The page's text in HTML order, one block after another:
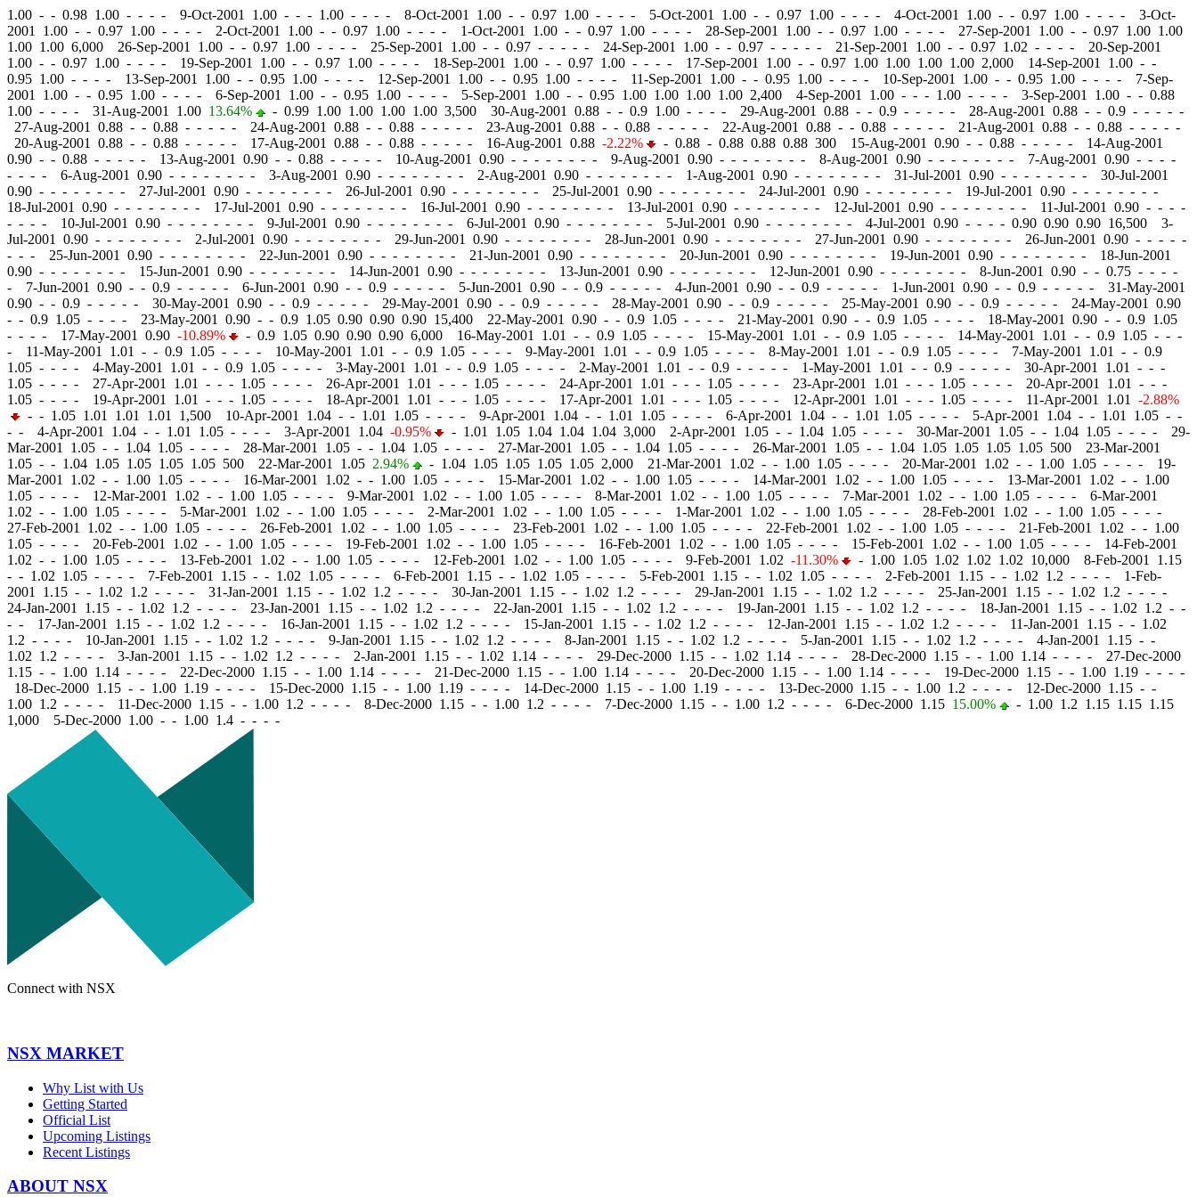
1.00 - - 0.98 1.00 - - - - 9-Oct-2001 1.00 - - - 1.00 - - - - 8-Oct-2001 1.00 - - 0.97 1.00 - - - - 5-Oct-2001 1.00 - - 0.97 1.00 - - - - 4-Oct-2001 1.00 - - 0.97 1.00 - - - - 3-Oct-
2001 1.00 - - 0.97 1.00 - - - - 2-Oct-2001 1.00 - - 0.97 1.00 - - - - 1-Oct-2001 1.00 - - 0.97 1.00 - - - - 28-Sep-2001 1.00 - - 0.97 1.00 - - - - 27-Sep-2001 1.00 - - 0.97 1.00 1.00
1.00 1.00 6,000 26-Sep-2001 1.00 - - 0.97 1.00 - - - - 25-Sep-2001 1.00 - - 0.97 - - - - - 24-Sep-2001 1.00 - - 0.97 - - - - - 21-Sep-2001 1.00 - - 0.97 1.02 - - - - 20-Sep-2001
1.00 - - 0.97 1.00 - - - - 19-Sep-2001 1.00 - - 0.97 1.00 - - - - 18-Sep-2001 1.00 - - 0.97 1.00 - - - - 17-Sep-2001 1.00 - - 0.97 1.00 1.00 1.00 1.00 2,000 14-Sep-2001 1.00 - -
0.95 1.00 - - - - 13-Sep-2001 1.00 - - 0.95 1.00 - - - - 12-Sep-2001 1.00 - - 0.95 1.00 - - - - 11-Sep-2001 1.00 - - 0.95 1.00 - - - - 10-Sep-2001 1.00 - - 0.95 1.00 - - - - 7-Sep-
2001 1.00 - - 0.95 1.00 - - - - 6-Sep-2001 1.00 - - 0.95 1.00 - - - - 5-Sep-2001 1.00 - - 0.95 1.00 1.00 1.00 1.00 2,400 4-Sep-2001 1.00 - - - 1.00 - - - - 3-Sep-2001 1.00 - - 0.88
1.00 - - - - 31-Aug-2001 1.00 13.64% - 0.99 1.00 1.00 1.00 1.00 3,500 30-Aug-2001 0.88 - - 0.9 1.00 - - - - 29-Aug-2001 0.88 - - 0.9 - - - - - 28-Aug-2001 0.88 - - 0.9 - - - - -
27-Aug-2001 0.88 - - 0.88 - - - - - 24-Aug-2001 0.88 - - 0.88 - - - - - 23-Aug-2001 0.88 - - 0.88 - - - - - 22-Aug-2001 0.88 - - 0.88 - - - - - 21-Aug-2001 0.88 - - 0.88 - - - - -
20-Aug-2001 0.88 - - 0.88 - - - - - 17-Aug-2001 0.88 - - 0.88 - - - - - 16-Aug-2001 0.88 -2.22% - 0.88 - 0.88 0.88 0.88 300 15-Aug-2001 0.90 - - 0.88 - - - - - 14-Aug-2001
0.90 - - 0.88 - - - - - 13-Aug-2001 0.90 - - 0.88 - - - - - 10-Aug-2001 0.90 - - - - - - - - 9-Aug-2001 0.90 - - - - - - - - 8-Aug-2001 0.90 - - - - - - - - 7-Aug-2001 0.90 - - - -
- - - - 6-Aug-2001 0.90 - - - - - - - - 3-Aug-2001 0.90 - - - - - - - - 2-Aug-2001 0.90 - - - - - - - - 1-Aug-2001 0.90 - - - - - - - - 31-Jul-2001 0.90 - - - - - - - - 30-Jul-2001
0.90 - - - - - - - - 27-Jul-2001 0.90 - - - - - - - - 26-Jul-2001 0.90 - - - - - - - - 25-Jul-2001 0.90 - - - - - - - - 24-Jul-2001 0.90 - - - - - - - - 19-Jul-2001 0.90 - - - - - - - -
18-Jul-2001 0.90 - - - - - - - - 17-Jul-2001 0.90 - - - - - - - - 16-Jul-2001 0.90 - - - - - - - - 13-Jul-2001 0.90 - - - - - - - - 12-Jul-2001 0.90 - - - - - - - - 11-Jul-2001 0.90 - - - -
- - - - 10-Jul-2001 0.90 - - - - - - - - 9-Jul-2001 0.90 - - - - - - - - 6-Jul-2001 0.90 - - - - - - - - 5-Jul-2001 0.90 - - - - - - - - 4-Jul-2001 0.90 - - - - 0.90 0.90 0.90 16,500 3-
Jul-2001 0.90 - - - - - - - - 2-Jul-2001 0.90 - - - - - - - - 29-Jun-2001 0.90 - - - - - - - - 28-Jun-2001 0.90 - - - - - - - - 27-Jun-2001 0.90 - - - - - - - - 26-Jun-2001 0.90 - - - - -
- - - 25-Jun-2001 0.90 - - - - - - - - 22-Jun-2001 0.90 - - - - - - - - 21-Jun-2001 0.90 - - - - - - - - 20-Jun-2001 0.90 - - - - - - - - 19-Jun-2001 0.90 - - - - - - - - 18-Jun-2001
0.90 - - - - - - - - 15-Jun-2001 0.90 - - - - - - - - 14-Jun-2001 0.90 - - - - - - - - 13-Jun-2001 0.90 - - - - - - - - 12-Jun-2001 0.90 - - - - - - - - 8-Jun-2001 0.90 - - 0.75 - - - -
- 7-Jun-2001 0.90 - - 0.9 - - - - - 6-Jun-2001 0.90 - - 0.9 - - - - - 5-Jun-2001 0.90 - - 0.9 - - - - - 4-Jun-2001 0.90 - - 0.9 - - - - - 1-Jun-2001 0.90 - - 0.9 - - - - - 31-May-2001
0.90 - - 0.9 - - - - - 30-May-2001 0.90 - - 0.9 - - - - - 29-May-2001 0.90 - - 0.9 - - - - - 28-May-2001 0.90 - - 0.9 - - - - - 25-May-2001 0.90 - - 0.9 - - - - - 24-May-2001 0.90
- - 0.9 1.05 - - - - 23-May-2001 0.90 - - 0.9 1.05 0.90 0.90 0.90 15,400 22-May-2001 0.90 - - 0.9 1.05 - - - - 21-May-2001 0.90 - - 0.9 1.05 - - - - 18-May-2001 0.90 - - 0.9 1.05
- - - - 17-May-2001 0.90 -10.89% - 0.9 1.05 0.90 0.90 0.90 6,000 16-May-2001 1.01 - - 0.9 1.05 - - - - 15-May-2001 1.01 - - 0.9 1.05 - - - - 14-May-2001 1.01 - - 0.9 1.05 - - -
- 11-May-2001 1.01 - - 0.9 1.05 - - - - 10-May-2001 1.01 - - 0.9 1.05 - - - - 9-May-2001 1.01 - - 0.9 1.05 - - - - 8-May-2001 1.01 - - 0.9 1.05 - - - - 7-May-2001 1.01 - - 0.9
1.05 - - - - 4-May-2001 1.01 - - 0.9 1.05 - - - - 3-May-2001 1.01 - - 0.9 1.05 - - - - 2-May-2001 1.01 - - 0.9 - - - - - 1-May-2001 1.01 - - 0.9 - - - - - 30-Apr-2001 1.01 - - -
1.05 - - - - 27-Apr-2001 1.01 - - - 1.05 - - - - 26-Apr-2001 1.01 - - - 1.05 - - - - 24-Apr-2001 1.01 - - - 1.05 - - - - 23-Apr-2001 1.01 - - - 1.05 - - - - 20-Apr-2001 1.01 - - -
1.05 - - - - 19-Apr-2001 1.01 - - - 1.05 - - - - 18-Apr-2001 1.01 - - - 1.05 - - - - 17-Apr-2001 1.01 - - - 1.05 - - - - 12-Apr-2001 1.01 - - - 1.05 - - - - 11-Apr-2001 1.01 -2.88%
- - 1.05 1.01 1.01 1.01 1,500 10-Apr-2001 1.04 - - 1.01 1.05 - - - - 9-Apr-2001 1.04 - - 1.01 1.05 - - - - 6-Apr-2001 1.04 - - 1.01 1.05 - - - - 5-Apr-2001 1.04 - - 1.01 1.05 - -
- - 4-Apr-2001 1.04 - - 1.01 1.05 - - - - 3-Apr-2001 1.04 -0.95% - 1.01 1.05 1.04 1.04 1.04 3,000 2-Apr-2001 1.05 - - 1.04 1.05 - - - - 30-Mar-2001 1.05 - - 1.04 1.05 - - - - 29-
Mar-2001 1.05 - - 1.04 1.05 - - - - 28-Mar-2001 1.05 - - 1.04 1.05 - - - - 27-Mar-2001 1.05 - - 1.04 1.05 - - - - 26-Mar-2001 1.05 - - 1.04 1.05 1.05 1.05 1.05 500 23-Mar-2001
1.05 - - 1.04 1.05 1.05 1.05 1.05 500 22-Mar-2001 1.05 2.94% - 1.04 1.05 1.05 1.05 1.05 2,000 21-Mar-2001 1.02 - - 1.00 1.05 - - - - 20-Mar-2001 1.02 - - 1.00 1.05 - - - - 19-
Mar-2001 1.02 - - 1.00 1.05 - - - - 16-Mar-2001 1.02 - - 1.00 1.05 - - - - 15-Mar-2001 1.02 - - 1.00 1.05 - - - - 14-Mar-2001 1.02 - - 1.00 1.05 - - - - 13-Mar-2001 1.02 - - 1.00
1.05 - - - - 12-Mar-2001 1.02 - - 1.00 1.05 - - - - 9-Mar-2001 1.02 - - 1.00 1.05 - - - - 8-Mar-2001 1.02 - - 1.00 1.05 - - - - 7-Mar-2001 1.02 - - 1.00 1.05 - - - - 6-Mar-2001
1.02 - - 1.00 1.05 - - - - 5-Mar-2001 1.02 - - 1.00 1.05 - - - - 2-Mar-2001 1.02 - - 1.00 1.05 - - - - 1-Mar-2001 1.02 - - 1.00 1.05 - - - - 28-Feb-2001 1.02 - - 1.00 1.05 - - - -
27-Feb-2001 1.02 - - 1.00 1.05 - - - - 26-Feb-2001 1.02 - - 1.00 1.05 - - - - 23-Feb-2001 1.02 - - 1.00 1.05 - - - - 22-Feb-2001 1.02 - - 1.00 1.05 - - - - 21-Feb-2001 1.02 - - 1.00
1.05 - - - - 20-Feb-2001 1.02 - - 1.00 1.05 - - - - 19-Feb-2001 1.02 - - 1.00 1.05 - - - - 16-Feb-2001 1.02 - - 1.00 1.05 - - - - 15-Feb-2001 1.02 - - 1.00 1.05 - - - - 14-Feb-2001
1.02 - - 1.00 1.05 - - - - 13-Feb-2001 1.02 - - 1.00 1.05 - - - - 12-Feb-2001 1.02 - - 1.00 1.05 - - - - 9-Feb-2001 1.02 -11.30% - 1.00 1.05 1.02 1.02 1.02 10,000 8-Feb-2001 1.15
- - 1.02 1.05 - - - - 7-Feb-2001 1.15 - - 1.02 1.05 - - - - 6-Feb-2001 1.15 - - 1.02 1.05 - - - - 5-Feb-2001 1.15 - - 1.02 1.05 - - - - 2-Feb-2001 1.15 - - 1.02 1.2 - - - - 1-Feb-
2001 1.15 - - 1.02 1.2 - - - - 31-Jan-2001 1.15 - - 1.02 1.2 - - - - 30-Jan-2001 1.15 - - 1.02 1.2 - - - - 29-Jan-2001 1.15 - - 1.02 1.2 - - - - 25-Jan-2001 1.15 - - 1.02 1.2 - - - -
24-Jan-2001 1.15 - - 1.02 1.2 - - - - 23-Jan-2001 1.15 - - 1.02 1.2 - - - - 22-Jan-2001 1.15 - - 1.02 1.2 - - - - 19-Jan-2001 1.15 - - 1.02 1.2 - - - - 18-Jan-2001 1.15 - - 1.02 1.2 - -
- - 17-Jan-2001 1.15 - - 1.02 1.2 - - - - 16-Jan-2001 1.15 - - 1.02 1.2 - - - - 15-Jan-2001 1.15 - - 1.02 1.2 - - - - 12-Jan-2001 1.15 - - 1.02 1.2 - - - - 11-Jan-2001 1.15 - - 1.02
1.2 - - - - 10-Jan-2001 1.15 - - 1.02 1.2 - - - - 9-Jan-2001 1.15 - - 1.02 1.2 - - - - 8-Jan-2001 1.15 - - 1.02 1.2 - - - - 5-Jan-2001 1.15 - - 1.02 1.2 - - - - 4-Jan-2001 1.15 - -
1.02 1.2 - - - - 3-Jan-2001 1.15 - - 1.02 1.2 - - - - 2-Jan-2001 1.15 - - 1.02 1.14 - - - - 29-Dec-2000 1.15 - - 1.02 1.14 - - - - 28-Dec-2000 1.15 - - 1.00 1.14 - - - - 27-Dec-2000
1.15 - - 1.00 1.14 - - - - 22-Dec-2000 1.15 - - 1.00 1.14 - - - - 21-Dec-2000 1.15 - - 1.00 1.14 - - - - 20-Dec-2000 1.15 - - 1.00 1.14 - - - - 19-Dec-2000 1.15 - - 1.00 1.19 - - - -
18-Dec-2000 1.15 - - 1.00 1.19 - - - - 15-Dec-2000 1.15 - - 1.00 1.19 - - - - 14-Dec-2000 1.15 - - 1.00 1.19 - - - - 13-Dec-2000 1.15 - - 1.00 1.2 - - - - 12-Dec-2000 1.15 - -
1.00 1.2 - - - - 11-Dec-2000 1.15 - - 1.00 1.2 - - - - 8-Dec-2000 1.15 - - 1.00 1.2 - - - - 7-Dec-2000 1.15 - - 1.00 1.2 - - - - 6-Dec-2000 1.15 15.00% - 1.00 1.2 1.15 1.15 1.15
1,000 5-Dec-2000 1.00 - - 1.00 1.4 - - - -
Connect with NSX
NSX MARKET
Why List with Us
Getting Started
Official List
Upcoming Listings
Recent Listings
ABOUT NSX